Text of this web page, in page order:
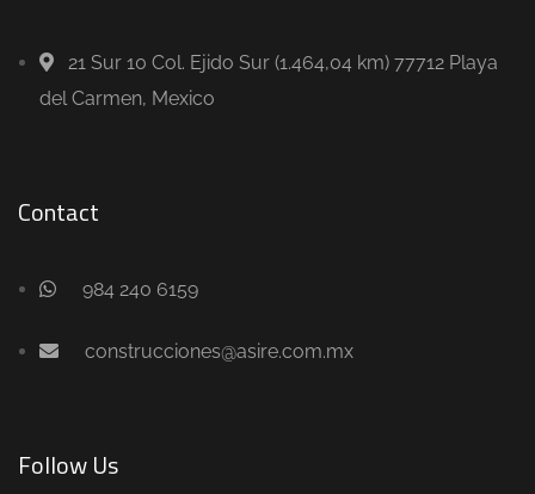
21 Sur 10 Col. Ejido Sur (1.464,04 km) 77712 Playa
del Carmen, Mexico
Contact
984 240 6159
construcciones@asire.com.mx
Follow Us